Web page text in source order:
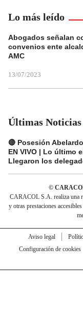
Lo más leído
Abogados señalan
convenios ente
AMC
13/07/2023
Últimas Noticias
🔴 Posesión
EN VIVO | Lo último
Llegaron los
©
CARACOL S.A. realiza una
y otras prestaciones
Aviso legal
Configuración de cookies